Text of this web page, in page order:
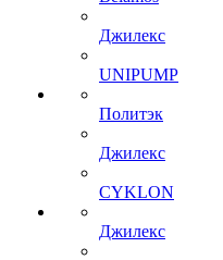
Джилекс
UNIPUMP
Политэк
Джилекс
CYKLON
Джилекс